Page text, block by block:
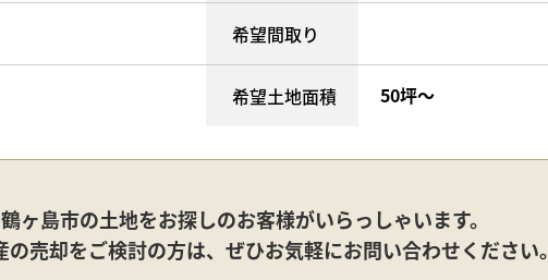
希望間取り
希望土地面積 50坪～
ヶ島市の土地をお探しのお客様がいらっしゃいます。
売却をご検討の方は、 ぜひお気軽にお問い合わせください。